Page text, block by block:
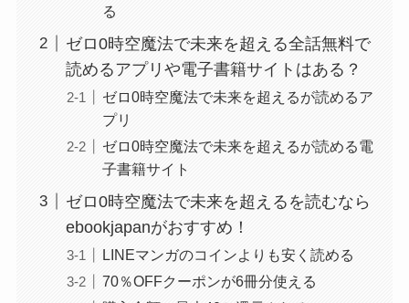
る
ゼロ0時空魔法で未来を超える全話無料で
読めるアプリや電子書籍サイトはある？
ゼロ0時空魔法で未来を超えるが読めるア
プリ
ゼロ0時空魔法で未来を超えるが読める電
子書籍サイト
ゼロ0時空魔法で未来を超えるを読むなら
ebookjapanがおすすめ！
LINEマンガのコインよりも安く読める
70％OFFクーポンが6冊分使える